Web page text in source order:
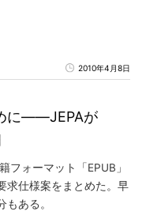
2010年4月8日
に――JEPAが
フォーマット「EPUB」
求仕様案をまとめた。早
ある。